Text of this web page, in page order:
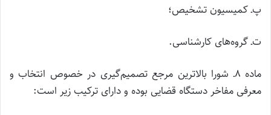
پ‌ـ کمیسیون تشخیص؛
ت‌ـ‌ گروه‌های کارشناسی.
ماده ۸‌ـ شورا بالاترین مرجع تصمیم‌گیری در خصوص انتخاب و
معرفی مفاخر دستگاه قضایی بوده و دارای ترکیب زیر است:‌